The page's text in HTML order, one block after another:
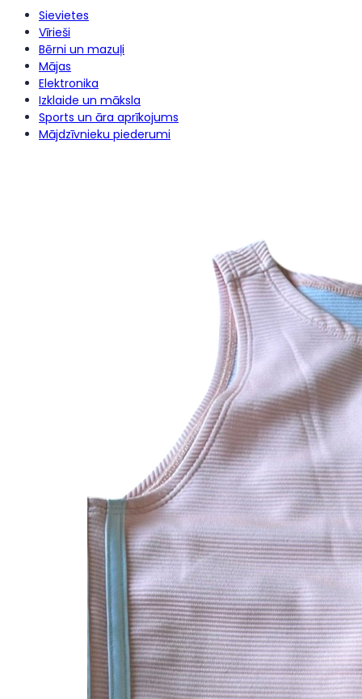
Sievietes
Vīrieši
Bērni un mazuļi
Mājas
Elektronika
Izklaide un māksla
Sports un āra aprīkojums
Mājdzīvnieku piederumi